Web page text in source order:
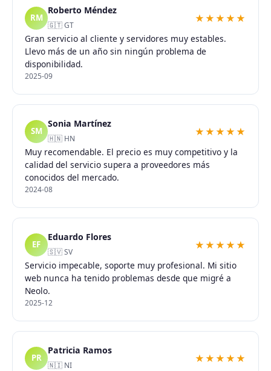
RM
Roberto Méndez
🇬🇹 GT
★★★★★
Gran servicio al cliente y servidores muy estables.
Llevo más de un año sin ningún problema de
disponibilidad.
2025-09
SM
Sonia Martínez
🇭🇳 HN
★★★★★
Muy recomendable. El precio es muy competitivo y la
calidad del servicio supera a proveedores más
conocidos del mercado.
2024-08
EF
Eduardo Flores
🇸🇻 SV
★★★★★
Servicio impecable, soporte muy profesional. Mi sitio
web nunca ha tenido problemas desde que migré a
Neolo.
2025-12
PR
Patricia Ramos
🇳🇮 NI
★★★★★